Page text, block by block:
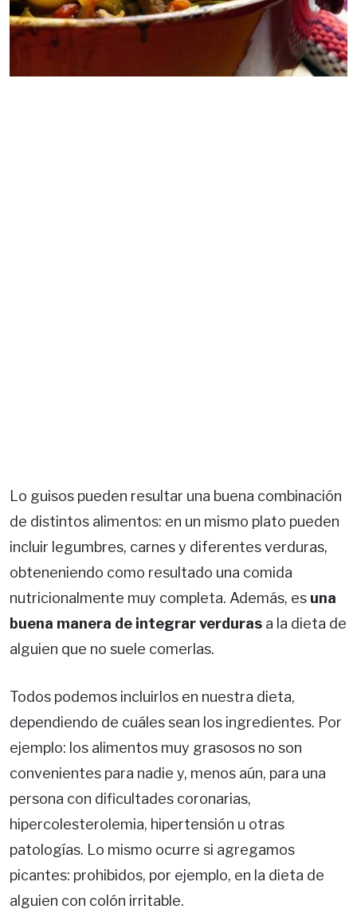
Lo guisos pueden resultar una buena combinación
de distintos alimentos: en un mismo plato pueden
incluir legumbres, carnes y diferentes verduras,
obteneniendo como resultado una comida
nutricionalmente muy completa. Además, es una
buena manera de integrar verduras a la dieta de
alguien que no suele comerlas.
Todos podemos incluirlos en nuestra dieta,
dependiendo de cuáles sean los ingredientes. Por
ejemplo: los alimentos muy grasosos no son
convenientes para nadie y, menos aún, para una
persona con dificultades coronarias,
hipercolesterolemia, hipertensión u otras
patologías. Lo mismo ocurre si agregamos
picantes: prohibidos, por ejemplo, en la dieta de
alguien con colón irritable.